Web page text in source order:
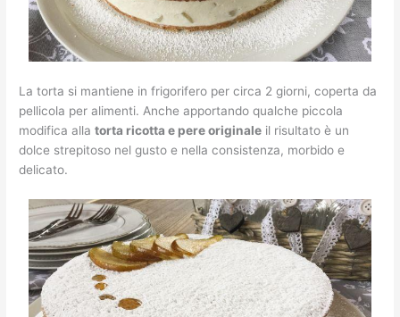
La torta si mantiene in frigorifero per circa 2 giorni, coperta da
pellicola per alimenti. Anche apportando qualche piccola
modifica allatorta ricotta e pere originale il risultato è un
dolce strepitoso nel gusto e nella consistenza, morbido e
delicato.